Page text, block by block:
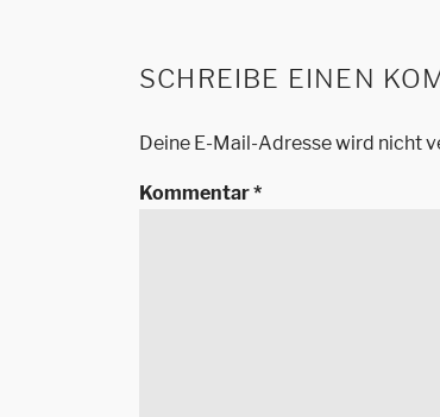
SCHREIBE EINEN
Deine E-Mail-Adresse wird nicht
Kommentar*